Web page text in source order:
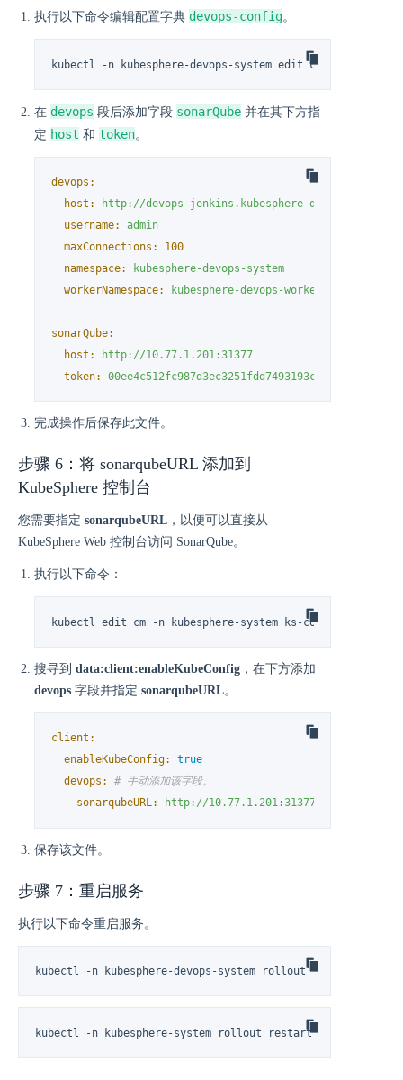
执行以下命令编辑配置字典 devops-config。
kubectl -n kubesphere-devops-system edit cm devops-
在 devops 段后添加字段 sonarQube 并在其下方指
定 host 和 token。
devops:
host:
http://devops-jenkins.kubesphere-devops-system
username:
admin
maxConnections:
100
namespace:
kubesphere-devops-system
workerNamespace:
kubesphere-devops-worker
sonarQube:
host:
http://10.77.1.201:31377
token:
00ee4c512fc987d3ec3251fdd7493193cdd3b91d
完成操作后保存此文件。
步骤 6：将 sonarqubeURL 添加到
KubeSphere 控制台
您需要指定 sonarqubeURL ，以便可以直接从
KubeSphere Web 控制台访问 SonarQube。
执行以下命令：
kubectl edit cm -n kubesphere-system ks-console-config
搜寻到 data:client:enableKubeConfig ，在下方添加
devops 字段并指定 sonarqubeURL。
client:
enableKubeConfig:
true
devops:
# 手动添加该字段。
sonarqubeURL:
http://10.77.1.201:31377
保存该文件。
步骤 7：重启服务
执行以下命令重启服务。
kubectl -n kubesphere-devops-system rollout restart deploy
kubectl -n kubesphere-system rollout restart deploy ks-